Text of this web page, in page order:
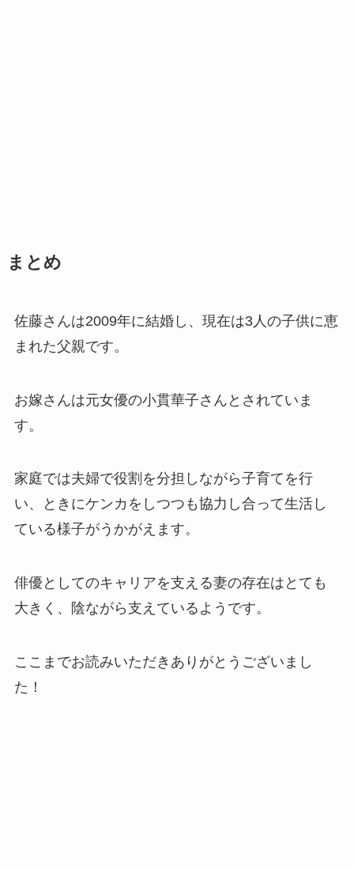
まとめ
佐藤さんは2009年に結婚し、現在は3人の子供に恵
まれた父親です。
お嫁さんは元女優の小貫華子さんとされていま
す。
家庭では夫婦で役割を分担しながら子育てを行
い、ときにケンカをしつつも協力し合って生活し
ている様子がうかがえます。
俳優としてのキャリアを支える妻の存在はとても
大きく、陰ながら支えているようです。
ここまでお読みいただきありがとうございまし
た！